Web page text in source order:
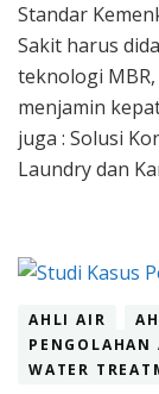
Standar
Sakit harus
teknologi
menjamin
juga : Solusi
Laundry dan
AHLI AIR
PENGOLAHAN
WATER